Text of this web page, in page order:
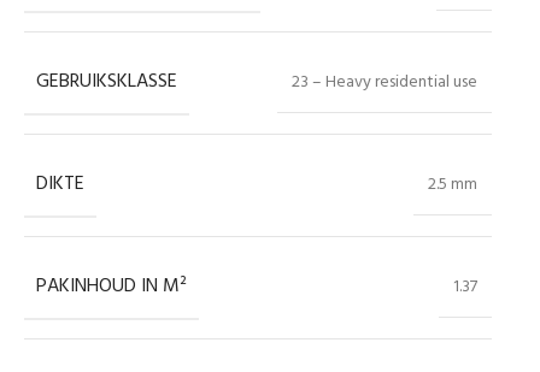
GEBRUIKSKLASSE 23 – Heavy residential use
DIKTE 2.5 mm
PAKINHOUD IN M² 1.37